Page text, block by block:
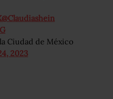
@Claudiashein
Ciudad de México
2023